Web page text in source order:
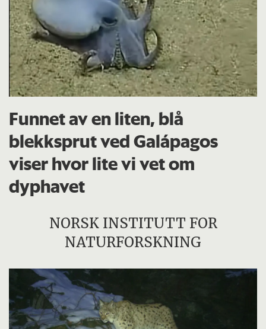
Funnet av en liten, blå
blekksprut ved Galápagos
viser hvor lite vi vet om
dyphavet
NORSK INSTITUTT FOR
NATURFORSKNING